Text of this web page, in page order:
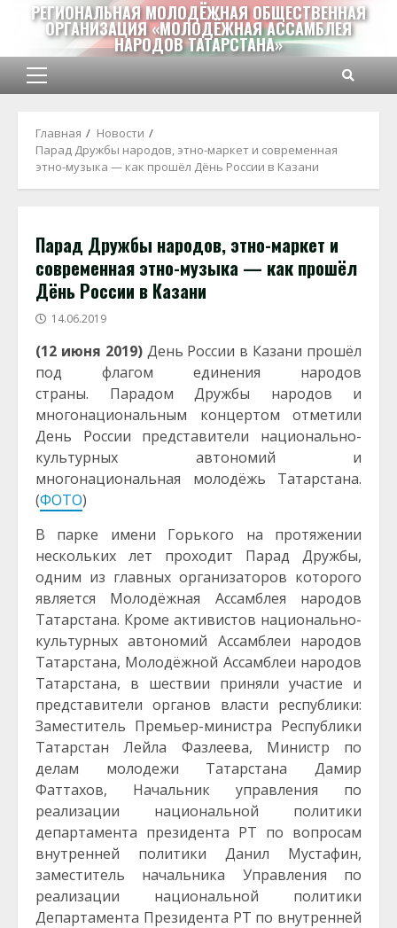
Перейти
содержимому
РЕГИОНАЛЬНАЯ МОЛОДЁЖНАЯ ОБЩЕСТВЕННАЯ
ОРГАНИЗАЦИЯ «МОЛОДЁЖНАЯ АССАМБЛЕЯ
НАРОДОВ ТАТАРСТАНА»
Основное
Главная
Новости
Парад Дружбы народов, этно-маркет и современная
этно-музыка — как прошёл Дёнь России в Казани
Парад Дружбы народов, этно-маркет и
современная этно-музыка — как прошёл
Дёнь России в Казани
14.06.2019
(12 июня 2019) День России в Казани прошёл
под флагом единения народов
страны. Парадом Дружбы народов и
многонациональным концертом отметили
День России представители национально-
культурных автономий и
многонациональная молодёжь Татарстана.
(ФОТО)
В парке имени Горького на протяжении
нескольких лет проходит Парад Дружбы,
одним из главных организаторов которого
является Молодёжная Ассамблея народов
Татарстана. Кроме активистов национально-
культурных автономий Ассамблеи народов
Татарстана, Молодёжной Ассамблеи народов
Татарстана, в шествии приняли участие и
представители органов власти республики:
Заместитель Премьер-министра Республики
Татарстан Лейла Фазлеева, Министр по
делам молодежи Татарстана Дамир
Фаттахов, Начальник управления по
реализации национальной политики
департамента президента РТ по вопросам
внутренней политики Данил Мустафин,
заместитель начальника Управления по
реализации национальной политики
Департамента Президента РТ по внутренней